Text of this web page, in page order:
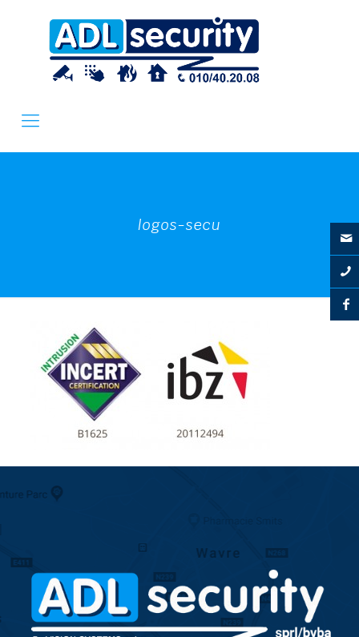
logos-secu